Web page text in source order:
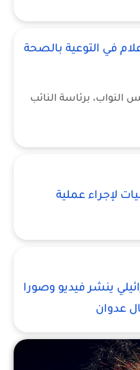
في التوعية بالصحة
برئاسة النائب
لإجراء عملية
ينشر فيديو وصورا
عدوان